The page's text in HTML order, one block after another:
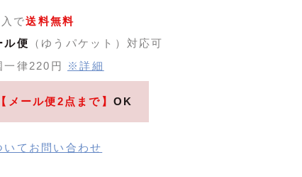
で送料無料
ル便
（ゆうパケット）対応可
一律220円
※詳細
【メール便2点まで】 OK
てお問い合わせ